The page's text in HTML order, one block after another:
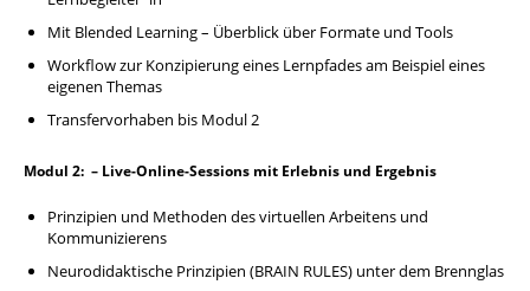
Mit Blended Learning – Überblick über Formate und Tools
Workflow zur Konzipierung eines Lernpfades am Beispiel eines
eigenen Themas
Transfervorhaben bis Modul 2
Modul 2: – Live-Online-Sessions mit Erlebnis und Ergebnis
Prinzipien und Methoden des virtuellen Arbeitens und
Kommunizierens
Neurodidaktische Prinzipien (BRAIN RULES) unter dem Brennglas